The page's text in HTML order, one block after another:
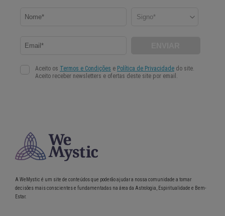
A WeMystic é um site de conteúdos que poderão ajudar a nossa comunidade a tomar
decisões mais conscientes e fundamentadas na área da Astrologia, Espiritualidade e Bem-
Estar.